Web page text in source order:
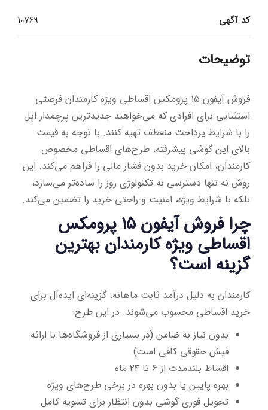
کد آگهی 10769
توضیحات
فروش آیفون ۱۵ پرومکس اقساطی ویژه کارمندان فرصتی
استثنایی برای افرادی که می‌خواهند جدیدترین پرچمدار اپل
را با شرایط پرداخت منعطف تهیه کنند. با توجه به قیمت
بالای این گوشی پیشرفته، طرح‌های اقساطی مخصوص
کارمندان، امکان خرید بدون فشار مالی را فراهم می‌کند. این
روش نه تنها دسترسی به تکنولوژی روز را ساده‌تر می‌سازد،
بلکه با شرایط ویژه، امنیت و راحتی خرید را تضمین می‌کند.
چرا فروش آیفون ۱۵ پرومکس
اقساطی ویژه کارمندان بهترین
گزینه است؟
کارمندان به دلیل درآمد ثابت ماهانه، گزینه‌ای ایده‌آل برای
خرید اقساطی محسوب می‌شوند. در این طرح:
بدون نیاز به ضامن (در بسیاری از فروشگاه‌ها با ارائه
فیش حقوقی کافی است)
اقساط بلندمدت از ۶ تا ۲۴ ماه
بهره پایین یا بدون بهره در برخی طرح‌های ویژه
تحویل فوری گوشی بدون انتظار برای تسویه کامل